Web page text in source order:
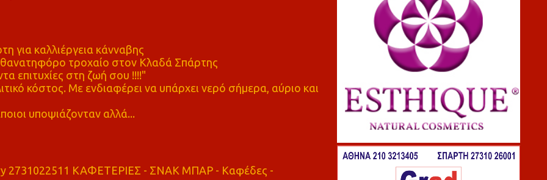
καλλιέργεια κάνναβης
τροχαίο στον Κλαδά Σπάρτης
επιτυχίες στη ζωή σου !!!!"
κόστος. Με ενδιαφέρει να υπάρχει νερό σήμερα, αύριο και
υποψιάζονταν αλλά...
2731022511 ΚΑΦΕΤΕΡΙΕΣ - ΣΝΑΚ ΜΠΑΡ - Καφέδες -